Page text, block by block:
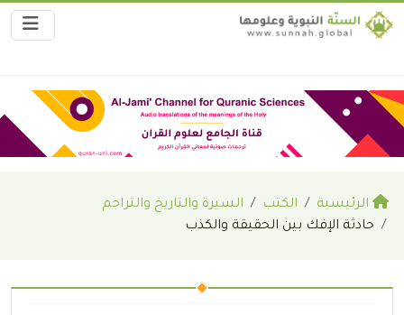
الرئيسية الكتب
السيرة والتاريخ والتراجم
حادثة الإفك بين الحقيقة والكذب